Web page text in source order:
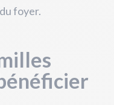
foyer.